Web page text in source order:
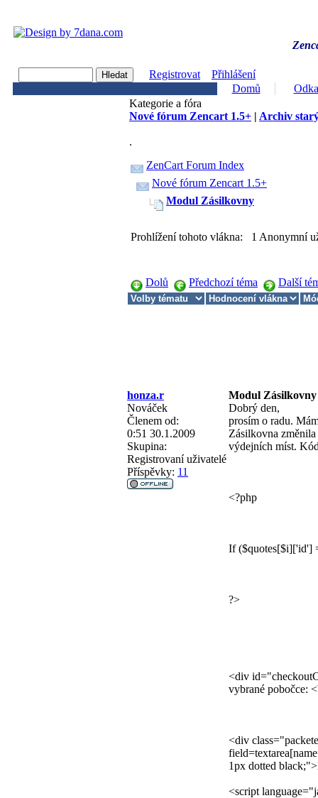
Registrovat
Přihlášení
Domů
Kategorie a fóra
Nové fórum Zencart 1.5+ | Archiv
.
ZenCart Forum Index
Nové fórum Zencart 1.5+
Modul Zásilkovny
Prohlížení tohoto vlákna: 1 Anonymní
Dolů Předchozí téma Další
honza.r
Modul Zásilkovny
Nováček
Členem od:
0:51 30.1.2009
Skupina:
Registrovaní uživatelé
Příspěvky: 11
Dobrý den,
prosím o radu.
Zásilkovna
výdejních míst.
<?php
If ($quotes[$i]['id']
?>
<div
vybrané pobočce:
<div
1px dotted
<script